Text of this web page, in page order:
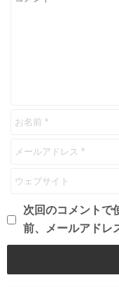
次回のコメントで
前、メールアドレ